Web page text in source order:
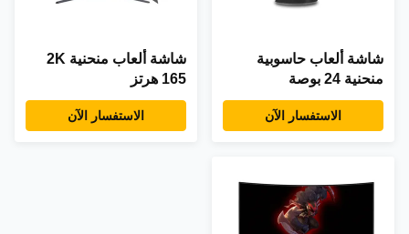
شاشة ألعاب حاسوبية
منحنية 24 بوصة
الاستفسار الآن
شاشة ألعاب منحنية 2K
165 هرتز
الاستفسار الآن